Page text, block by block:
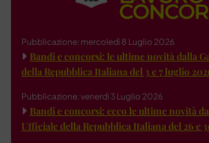
Pubblicazione: mercoledì 8 Luglio 2026
Bandi e concorsi: le ultime novità dalla
della Repubblica Italiana del 3 e 7 luglio
Pubblicazione: venerdì 3 Luglio 2026
Bandi e concorsi: ecco le ultime novità
Ufficiale della Repubblica Italiana del 26 e